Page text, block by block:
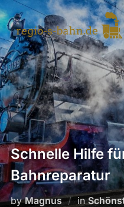
Skip
to
content
Schnelle Hilfe
Bahnreparatur
byMagnus in